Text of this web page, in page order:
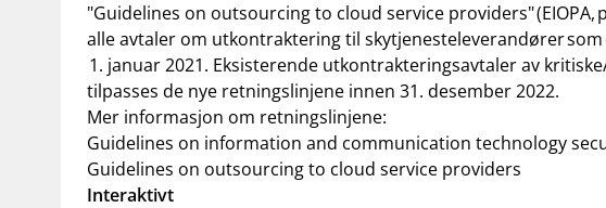
"Guidelines on outsourcing to cloud service providers"
alle avtaler om utkontraktering til skytjenesteleverandører
1. januar 2021. Eksisterende utkontrakteringsavtaler av
tilpasses de nye retningslinjene innen 31. desember 2022.
Mer informasjon om retningslinjene:
Guidelines on information and communication technology
Guidelines on outsourcing to cloud service providers
Interaktivt